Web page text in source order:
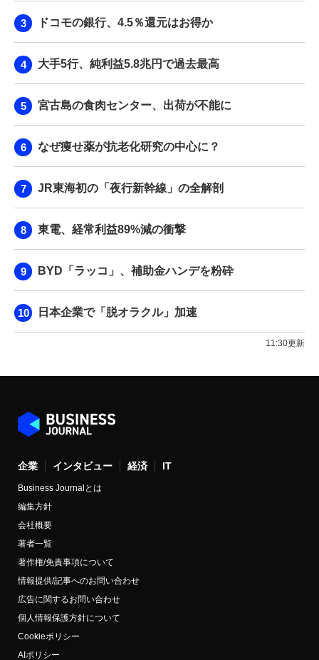
ドコモの銀行、4.5％還元はお得か
大手5行、純利益5.8兆円で過去最高
宮古島の食肉センター、出荷が不能に
なぜ痩せ薬が抗老化研究の中心に？
JR東海初の「夜行新幹線」の全解剖
東電、経常利益89%減の衝撃
BYD「ラッコ」、補助金ハンデを粉砕
日本企業で「脱オラクル」加速
11:30更新
企業 インタビュー 経済 IT
Business Journalとは
編集方針
会社概要
著者一覧
著作権/免責事項について
情報提供/記事へのお問い合わせ
広告に関するお問い合わせ
個人情報保護方針について
Cookieポリシー
AIポリシー